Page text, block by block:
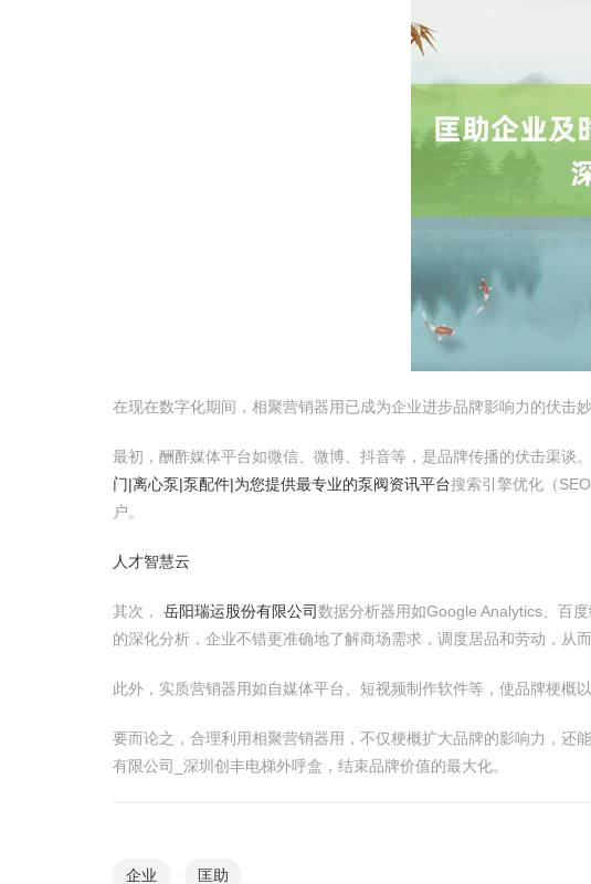
在现在数字化期间，相聚营销器用已成为企业进步品牌影响力的伏击
最初，酬酢媒体平台如微信、微博、抖音等，是品牌传播的伏击渠谈
门|离心泵|泵配件|为您提供最专业的泵阀资讯平台搜索引擎优化（
户。
人才智慧云
其次， 岳阳瑞运股份有限公司数据分析器用如Google Analytics、百
的深化分析，企业不错更准确地了解商场需求，调度居品和劳动，从而
此外，实质营销器用如自媒体平台、短视频制作软件等，使品牌梗概
要而论之，合理利用相聚营销器用，不仅梗概扩大品牌的影响力，还
有限公司_深圳创丰电梯外呼盒，结束品牌价值的最大化。
企业 匡助